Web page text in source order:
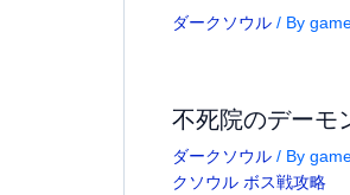
ダークソウル/ By
不死院のデーモ
ダークソウル/ By
クソウル ボス戦攻略